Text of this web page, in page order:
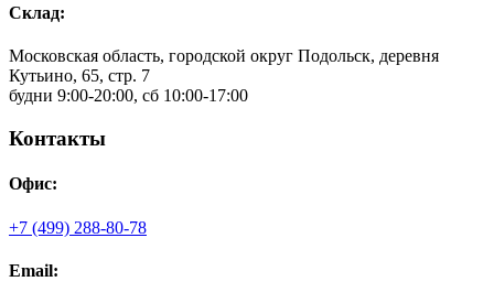
Склад:
Московская область, городской округ Подольск, деревня
Кутьино, 65, стр. 7
будни 9:00-20:00, сб 10:00-17:00
Контакты
Офис:
+7 (499) 288-80-78
Email: